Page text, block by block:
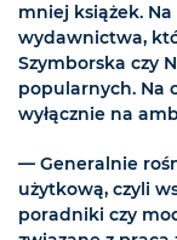
mniej książek.
wydawnictwa,
Szymborska czy
popularnych. Na
wyłącznie na
— Generalnie
użytkową, czyli
poradniki czy